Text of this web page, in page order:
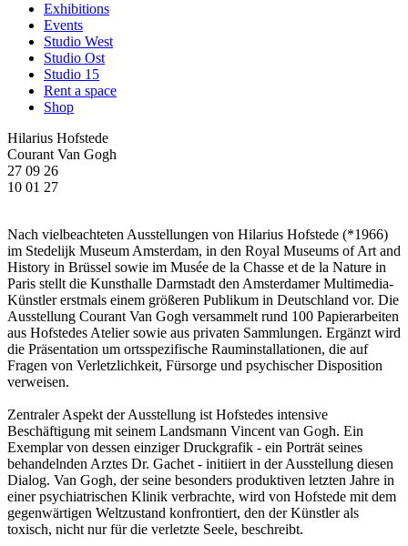
Exhibitions
Events
Studio West
Studio Ost
Studio 15
Rent a space
Shop
Hilarius Hofstede
Courant Van Gogh
27 09 26
10 01 27
Nach vielbeachteten Ausstellungen von Hilarius Hofstede (*1966)
im Stedelijk Museum Amsterdam, in den Royal Museums of Art and
History in Brüssel sowie im Musée de la Chasse et de la Nature in
Paris stellt die Kunsthalle Darmstadt den Amsterdamer Multimedia-
Künstler erstmals einem größeren Publikum in Deutschland vor. Die
Ausstellung Courant Van Gogh versammelt rund 100 Papierarbeiten
aus Hofstedes Atelier sowie aus privaten Sammlungen. Ergänzt wird
die Präsentation um ortsspezifische Rauminstallationen, die auf
Fragen von Verletzlichkeit, Fürsorge und psychischer Disposition
verweisen.
Zentraler Aspekt der Ausstellung ist Hofstedes intensive
Beschäftigung mit seinem Landsmann Vincent van Gogh. Ein
Exemplar von dessen einziger Druckgrafik - ein Porträt seines
behandelnden Arztes Dr. Gachet - initiiert in der Ausstellung diesen
Dialog. Van Gogh, der seine besonders produktiven letzten Jahre in
einer psychiatrischen Klinik verbrachte, wird von Hofstede mit dem
gegenwärtigen Weltzustand konfrontiert, den der Künstler als
toxisch, nicht nur für die verletzte Seele, beschreibt.